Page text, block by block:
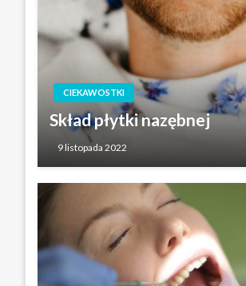
CIEKAWOSTKI
Skład płytki nazębnej
9 listopada 2022